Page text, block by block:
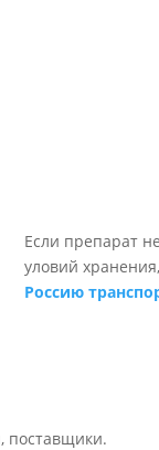
Если препарат
уловий
Россию
поставщики.